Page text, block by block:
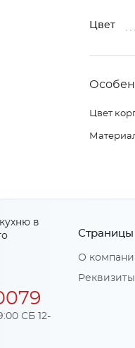
Цвет
Цвет
СБ 12-
Страницы
О
Реквизиты